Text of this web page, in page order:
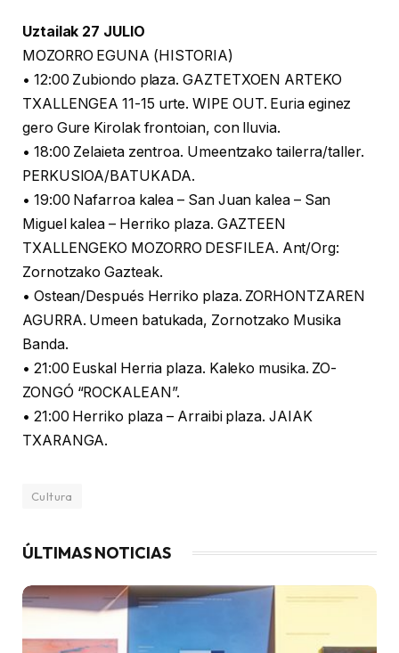
Uztailak 27 JULIO
MOZORRO EGUNA (HISTORIA)
• 12:00 Zubiondo plaza. GAZTETXOEN ARTEKO
TXALLENGEA 11-15 urte. WIPE OUT. Euria eginez
gero Gure Kirolak frontoian, con lluvia.
• 18:00 Zelaieta zentroa. Umeentzako tailerra/taller.
PERKUSIOA/BATUKADA.
• 19:00 Nafarroa kalea – San Juan kalea – San
Miguel kalea – Herriko plaza. GAZTEEN
TXALLENGEKO MOZORRO DESFILEA. Ant/Org:
Zornotzako Gazteak.
• Ostean/Después Herriko plaza. ZORHONTZAREN
AGURRA. Umeen batukada, Zornotzako Musika
Banda.
• 21:00 Euskal Herria plaza. Kaleko musika. ZO-
ZONGÓ “ROCKALEAN”.
• 21:00 Herriko plaza – Arraibi plaza. JAIAK
TXARANGA.
Cultura
ÚLTIMAS NOTICIAS